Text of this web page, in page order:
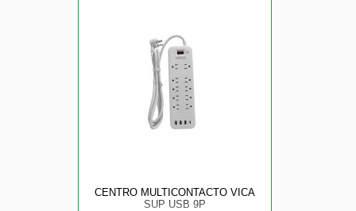
CENTRO MULTICONTACTO VICA
SUP USB 9P